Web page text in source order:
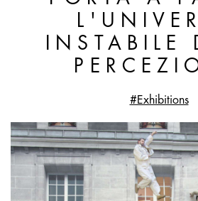
INSTABILE
#Exhibitions